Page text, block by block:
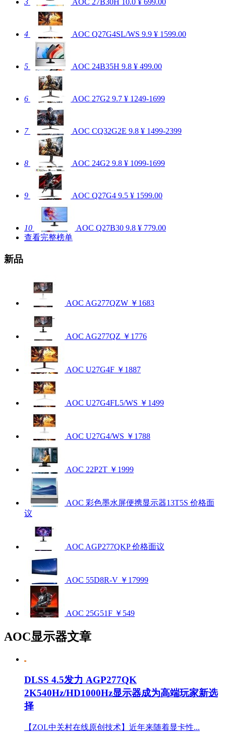
3 AOC 27B30H 10.0 ¥ 699.00
4 AOC Q27G4SL/WS 9.9 ¥ 1599.00
5 AOC 24B35H 9.8 ¥ 499.00
6 AOC 27G2 9.7 ¥ 1249-1699
7 AOC CQ32G2E 9.8 ¥ 1499-2399
8 AOC 24G2 9.8 ¥ 1099-1699
9 AOC Q27G4 9.5 ¥ 1599.00
10 AOC Q27B30 9.8 ¥ 779.00
查看完整榜单
新品
AOC AG277QZW ￥1683
AOC AG277QZ ￥1776
AOC U27G4F ￥1887
AOC U27G4FL5/WS ￥1499
AOC U27G4/WS ￥1788
AOC 22P2T ￥1999
AOC 彩色墨水屏便携显示器13T5S 价格面
议
AOC AGP277QKP 价格面议
AOC 55D8R-V ￥17999
AOC 25G51F ￥549
AOC显示器文章
DLSS 4.5发力 AGP277QK
2K540Hz/HD1000Hz显示器成为高端玩家新选
择
【ZOL中关村在线原创技术】近年来随着显卡性...